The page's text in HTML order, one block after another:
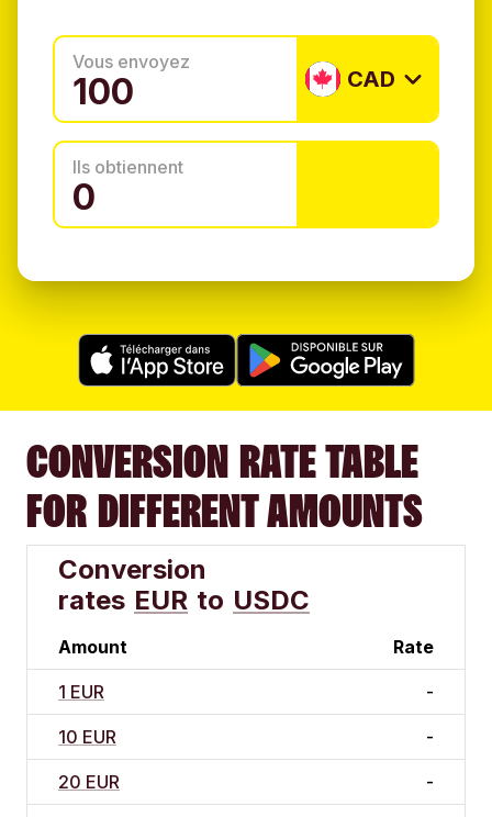
Vous envoyez
CAD
Ils obtiennent
CONVERSION RATE TABLE
FOR DIFFERENT AMOUNTS
Conversion
rates EUR to USDC
Amount Rate
1 EUR -
10 EUR -
20 EUR -